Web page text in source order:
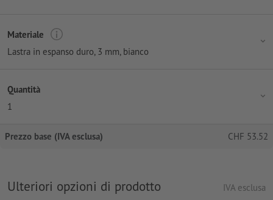
Materiale
Lastra in espanso duro, 3 mm, bianco
Quantità
1
Prezzo base (IVA esclusa) CHF 53.52
Ulteriori opzioni di prodotto IVA esclusa